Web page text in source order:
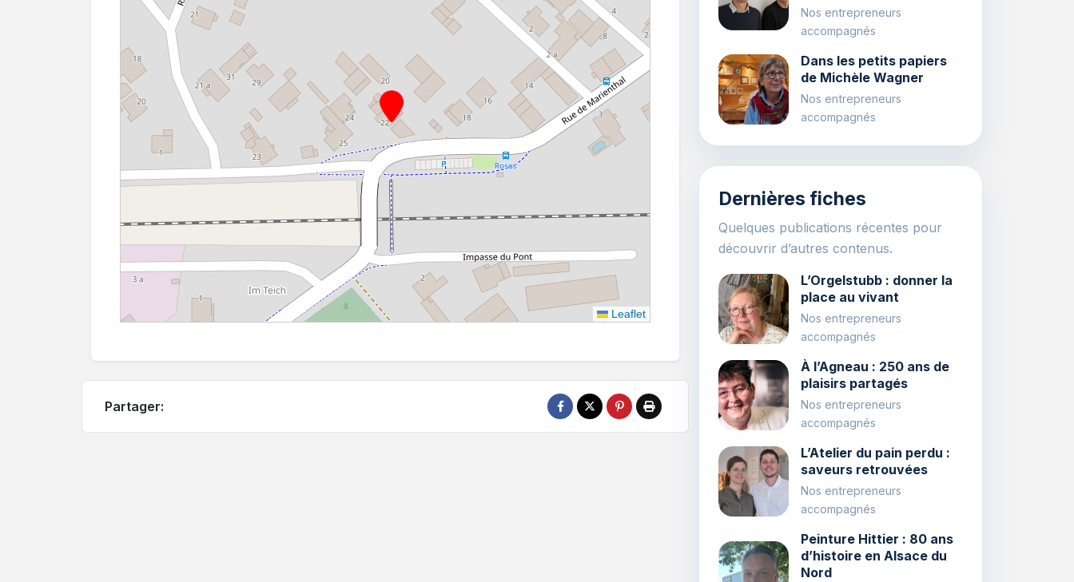
Leaflet
Partager:
Nos entrepreneurs
accompagnés
Dans les petits papiers
de Michèle Wagner
Nos entrepreneurs
accompagnés
Dernières fiches
Quelques publications récentes pour
découvrir d’autres contenus.
L’Orgelstubb : donner la
place au vivant
Nos entrepreneurs
accompagnés
À l’Agneau : 250 ans de
plaisirs partagés
Nos entrepreneurs
accompagnés
L’Atelier du pain perdu :
saveurs retrouvées
Nos entrepreneurs
accompagnés
Peinture Hittier : 80 ans
d’histoire en Alsace du
Nord